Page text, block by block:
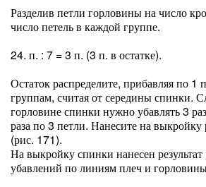
Разделив петли горловины на число
число петель в каждой группе.
24. п. : 7 = 3 п. (3 п. в остатке).
Остаток распределите, прибавляя по 1
группам, считая от середины спинки.
горловине спинки нужно убавлять 3
раза по 3 петли. Нанесите на выкройку
(рис. 171).
На выкройку спинки нанесен результат
убавлений по линиям плеч и